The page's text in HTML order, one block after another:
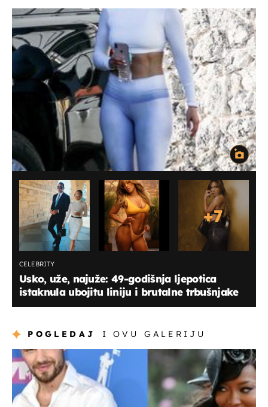
+7
CELEBRITY
Usko, uže, najuže: 49-godišnja ljepotica
istaknula ubojitu liniju i brutalne trbušnjake
POGLEDAJ I OVU GALERIJU